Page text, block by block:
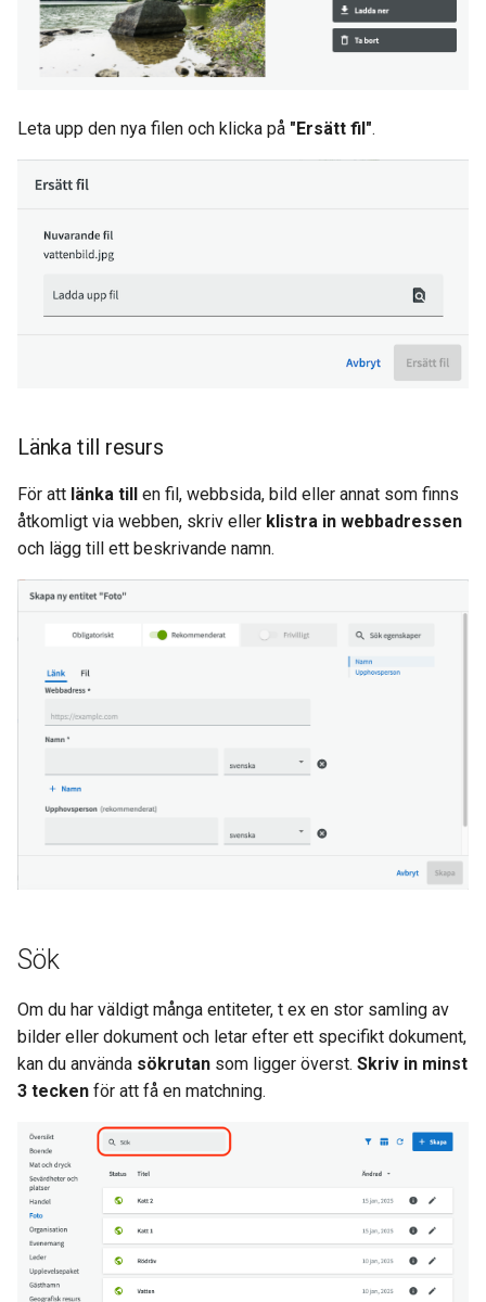
Leta upp den nya filen och klicka på "Ersätt fil".
Länka till resurs
För att länka till en fil, webbsida, bild eller annat som finns
åtkomligt via webben, skriv eller klistra in webbadressen
och lägg till ett beskrivande namn.
Sök
Om du har väldigt många entiteter, t ex en stor samling av
bilder eller dokument och letar efter ett specifikt dokument,
kan du använda sökrutan som ligger överst. Skriv in minst
3 tecken för att få en matchning.